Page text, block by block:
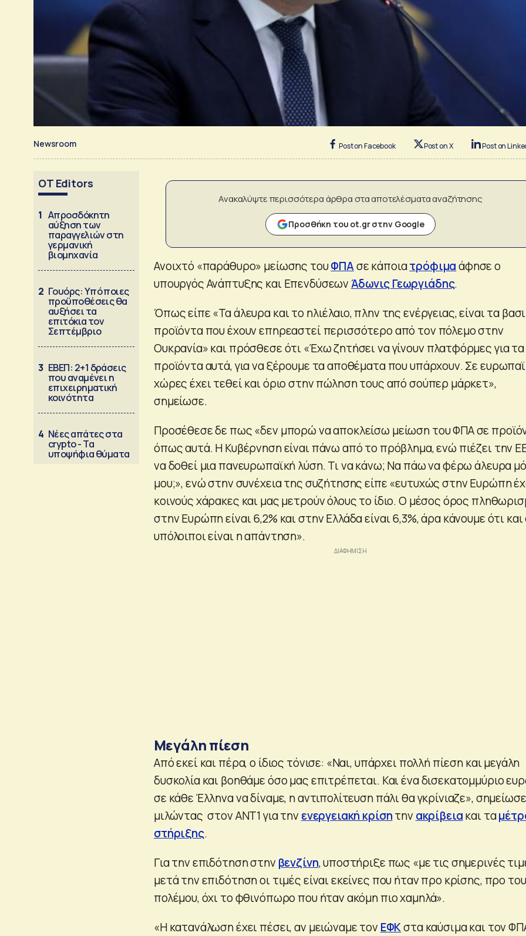
Newsroom Post on Facebook Post on X Post on
OT Editors
1 Απροσδόκητη
αύξηση των
παραγγελιών στη
γερμανική
βιομηχανία
2 Γουόρς: Υπό ποιες
προϋποθέσεις θα
αυξήσει τα
επιτόκια τον
Σεπτέμβριο
3 ΕΒΕΠ: 2+1 δράσεις
που αναμένει η
επιχειρηματική
κοινότητα
4 Νέες απάτες στα
crypto - Τα
υποψήφια θύματα
Ανακαλύψτε περισσότερα άρθρα στα αποτελέσματα αναζήτησης
Προσθήκη του ot.gr στην Google
Ανοιχτό «παράθυρο» μείωσης τουΦΠΑσε κάποιατρόφιμαάφησε ο
υπουργός Ανάπτυξης και ΕπενδύσεωνΆδωνις Γεωργιάδης.
Όπως είπε «Τα άλευρα και το ηλιέλαιο, πλην της ενέργειας, είναι τα
προϊόντα που έχουν επηρεαστεί περισσότερο από τον πόλεμο στην
Ουκρανία» και πρόσθεσε ότι «Έχω ζητήσει να γίνουν πλατφόρμες για τα
προϊόντα αυτά, για να ξέρουμε τα αποθέματα που υπάρχουν. Σε
χώρες έχει τεθεί και όριο στην πώληση τους από σούπερ μάρκετ»,
σημείωσε.
Προσέθεσε δε πως «δεν μπορώ να αποκλείσω μείωση του ΦΠΑ σε
όπως αυτά. Η Κυβέρνηση είναι πάνω από το πρόβλημα, ενώ πιέζει την
να δοθεί μια πανευρωπαϊκή λύση. Τι να κάνω; Να πάω να φέρω άλευρα
μου;», ενώ στην συνέχεια της συζήτησης είπε «ευτυχώς στην Ευρώπη
κοινούς χάρακες και μας μετρούν όλους το ίδιο. Ο μέσος όρος
στην Ευρώπη είναι 6,2% και στην Ελλάδα είναι 6,3%, άρα κάνουμε ότι και
υπόλοιποι είναι η απάντηση».
Μεγάλη πίεση
Από εκεί και πέρα, ο ίδιος τόνισε: «Ναι, υπάρχει πολλή πίεση και μεγάλη
δυσκολία και βοηθάμε όσο μας επιτρέπεται. Και ένα δισεκατομμύριο
σε κάθε Έλληνα να δίναμε, η αντιπολίτευση πάλι θα γκρίνιαζε»,
μιλώντας στον ΑΝΤ1 για την ενεργειακή κρίσητην ακρίβειακαι τα
στήριξης.
Για την επιδότηση στην βενζίνη, υποστήριξε πως «με τις σημερινές
μετά την επιδότηση οι τιμές είναι εκείνες που ήταν προ κρίσης, προ του
πολέμου, όχι το φθινόπωρο που ήταν ακόμη πιο χαμηλά».
«Η κατανάλωση έχει πέσει, αν μειώναμε τον ΕΦΚστα καύσιμα και τον